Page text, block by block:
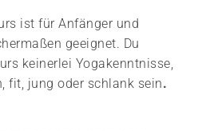
ist für Anfänger und
geeignet. Du
keinerlei Yogakenntnisse,
fit, jung oder schlank sein.